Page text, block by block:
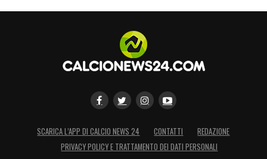
SCARICA L’APP DI CALCIO NEWS 24 CONTATTI
REDAZIONE
PRIVACY POLICY E TRATTAMENTO DEI DATI PERSONALI